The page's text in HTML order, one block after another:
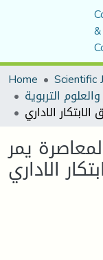
&
Home
يمر
الاداري